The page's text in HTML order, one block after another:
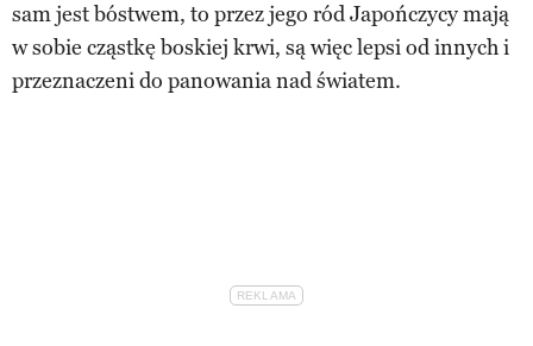
sam jest bóstwem, to przez jego ród Japończycy mają
w sobie cząstkę boskiej krwi, są więc lepsi od innych i
przeznaczeni do panowania nad światem.